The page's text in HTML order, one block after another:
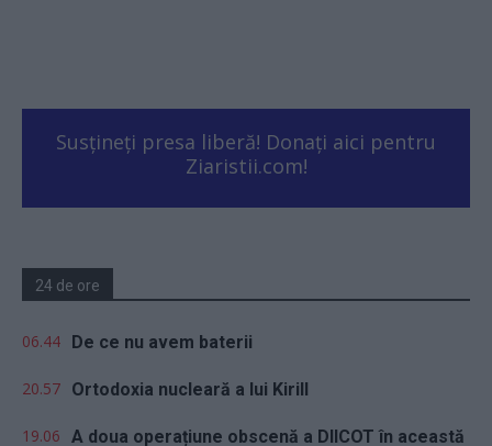
Susțineți presa liberă! Donați aici pentru
Ziaristii.com!
24 de ore
06.44 De ce nu avem baterii
20.57 Ortodoxia nucleară a lui Kirill
19.06 A doua operațiune obscenă a DIICOT în această